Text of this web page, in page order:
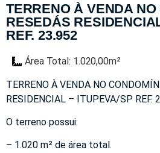
TERRENO À VENDA NO
RESEDÁS
REF. 23.952
Área Total: 1.020,00m²
TERRENO À VENDA NO
RESIDENCIAL – ITUPEVA/SP REF.
O terreno possui:
– 1.020 m² de área total.